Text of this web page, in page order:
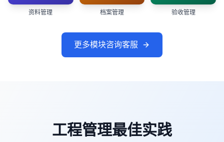
资料管理 档案管理 验收管理
更多模块咨询客服
工程管理最佳实践